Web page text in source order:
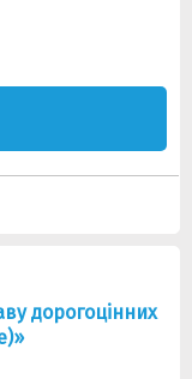
дорогоцінних